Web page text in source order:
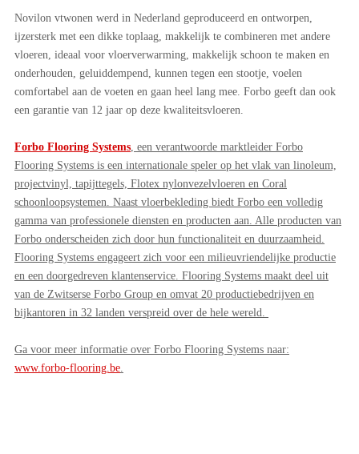
Novilon vtwonen werd in Nederland geproduceerd en ontworpen,
ijzersterk met een dikke toplaag, makkelijk te combineren met andere
vloeren, ideaal voor vloerverwarming, makkelijk schoon te maken en
onderhouden, geluiddempend, kunnen tegen een stootje, voelen
comfortabel aan de voeten en gaan heel lang mee. Forbo geeft dan ook
een garantie van 12 jaar op deze kwaliteitsvloeren.
Forbo Flooring Systems, een verantwoorde marktleider Forbo
Flooring Systems is een internationale speler op het vlak van linoleum,
projectvinyl, tapijttegels, Flotex nylonvezelvloeren en Coral
schoonloopsystemen. Naast vloerbekleding biedt Forbo een volledig
gamma van professionele diensten en producten aan. Alle producten van
Forbo onderscheiden zich door hun functionaliteit en duurzaamheid.
Flooring Systems engageert zich voor een milieuvriendelijke productie
en een doorgedreven klantenservice. Flooring Systems maakt deel uit
van de Zwitserse Forbo Group en omvat 20 productiebedrijven en
bijkantoren in 32 landen verspreid over de hele wereld.
Ga voor meer informatie over Forbo Flooring Systems naar:
www.forbo-flooring.be.